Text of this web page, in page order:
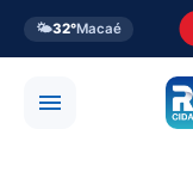
🌤️32°Macaé